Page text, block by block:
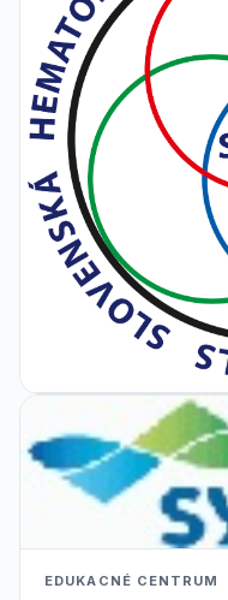
EDUKACNÉ CENTRUM